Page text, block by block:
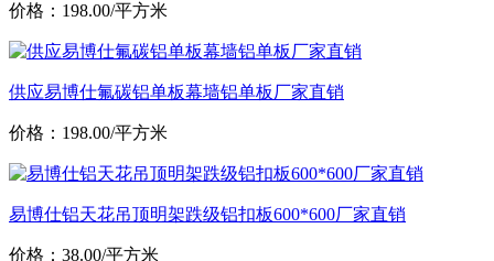
价格：198.00/平方米
供应易博仕氟碳铝单板幕墙铝单板厂家直销
价格：198.00/平方米
易博仕铝天花吊顶明架跌级铝扣板600*600厂家直销
价格：38.00/平方米